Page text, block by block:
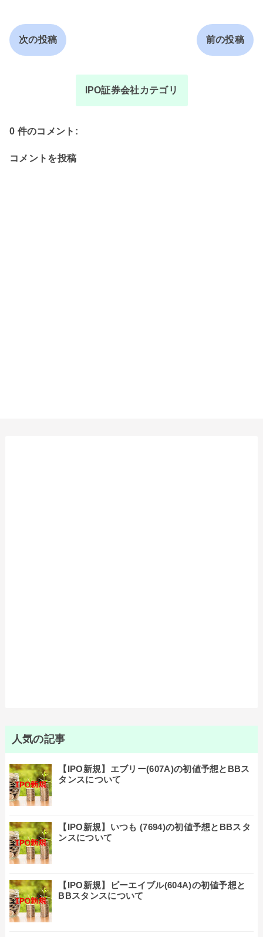
次の投稿 前の投稿
IPO証券会社カテゴリ
0 件のコメント:
コメントを投稿
人気の記事
【IPO新規】エブリー(607A)の初値予想とBBス
タンスについて
【IPO新規】いつも (7694)の初値予想とBBスタ
ンスについて
【IPO新規】ビーエイブル(604A)の初値予想と
BBスタンスについて